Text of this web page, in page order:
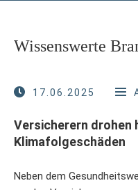
Wissenswerte
17.06.2025
Versicherern drohen
Klimafolgeschäden
Neben dem